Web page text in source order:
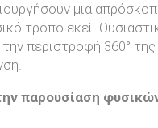
μια
τρόπο εκεί.
περιστροφή 360°
παρουσίαση